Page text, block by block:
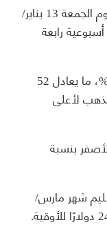
كانت أسعار الذهب قد أنهت تعاملاتها، يوم الجمعة 13 يناير/
رابعة
وحقق المعدن الأصفر مكاسب بنحو 2.8%، ما يعادل 52
لأعلى
بنسبة
شهر مارس/